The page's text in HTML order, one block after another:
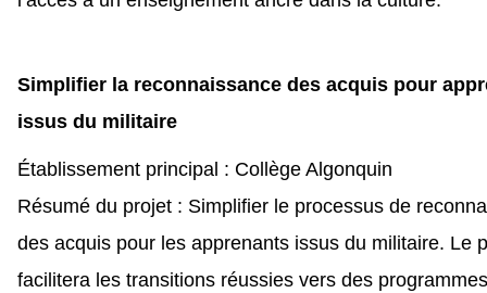
Simplifier la reconnaissance des acquis pour
issus du militaire
Établissement principal : Collège Algonquin
Résumé du projet : Simplifier le processus de
des acquis pour les apprenants issus du militaire. Le
facilitera les transitions réussies vers des programmes